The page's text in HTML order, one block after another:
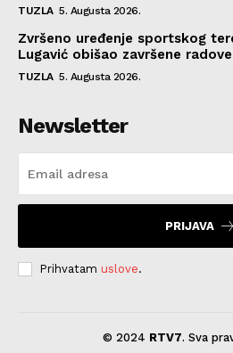
TUZLA 5. Augusta 2026.
Zvršeno uređenje sportskog
Lugavić obišao završene radove
TUZLA 5. Augusta 2026.
Newsletter
PRIJAVA
Prihvatam uslove.
© 2024 RTV7. Sva